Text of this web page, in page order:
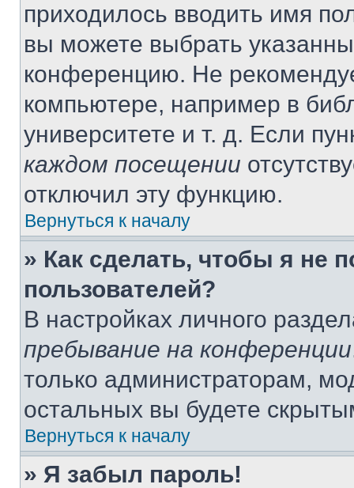
приходилось вводить имя
вы можете выбрать
конференцию. Не
компьютере, например в
университете и т. д. Если
каждом посещении
отключил эту функцию.
Вернуться к началу
» Как сделать, чтобы я не
пользователей?
В настройках личного
пребывание на конференции
только администраторам,
остальных вы будете
Вернуться к началу
» Я забыл пароль!